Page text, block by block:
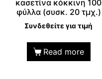
κασετίνα κόκκινη 100
φύλλα (συσκ. 20 τμχ.)
Συνδεθείτε για τιμή
Read more